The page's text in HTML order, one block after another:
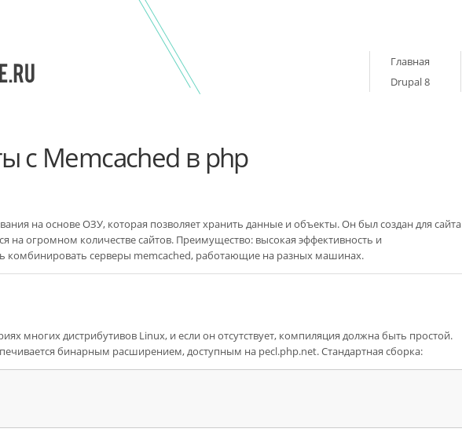
Главная
Drupal 8
с Memcached в php
на основе ОЗУ, которая позволяет хранить данные и объекты. Он был создан для сайта
на огромном количестве сайтов. Преимущество: высокая эффективность и
комбинировать серверы memcached, работающие на разных машинах.
многих дистрибутивов Linux, и если он отсутствует, компиляция должна быть простой.
бинарным расширением, доступным на pecl.php.net. Стандартная сборка: